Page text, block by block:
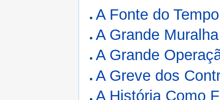
A Fonte do Tempo
A Grande
A Grande
A Greve dos
A História Como